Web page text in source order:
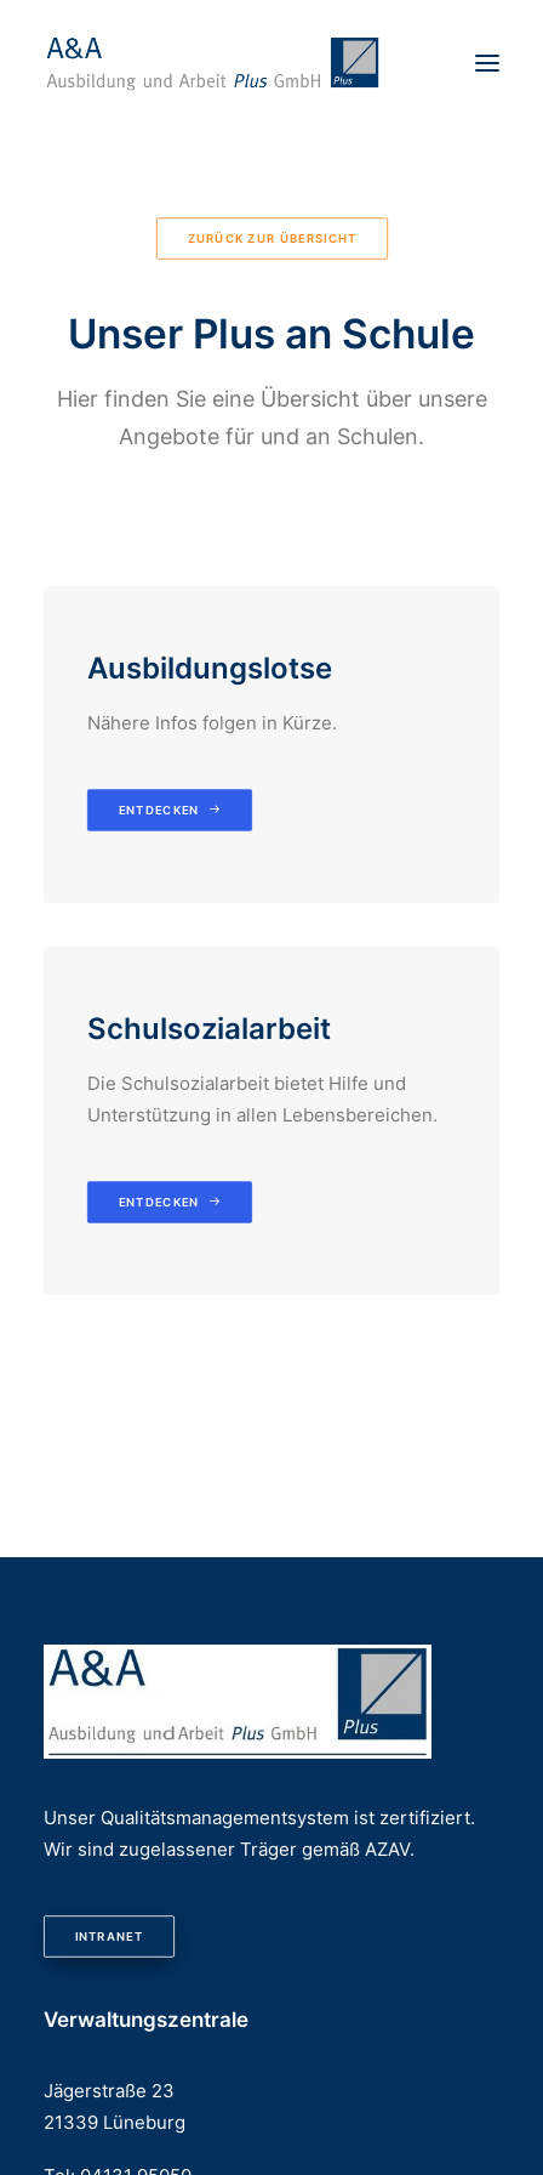
Standorte
Für Unternehmen
ZURÜCK ZUR ÜBERSICHT
Unser Plus an Schule
Hier finden Sie eine Übersicht über unsere
Angebote für und an Schulen.
Schulsozialarbeit
Die Schulsozialarbeit bietet Hilfe und
Unterstützung in allen Lebensbereichen.
ENTDECKEN
Ausbildungslotse
Nähere Infos folgen in Kürze.
ENTDECKEN
Unser Qualitätsmanagementsystem ist zertifiziert.
Wir sind zugelassener Träger gemäß AZAV.
INTRANET
Verwaltungszentrale
Jägerstraße 23
21339 Lüneburg